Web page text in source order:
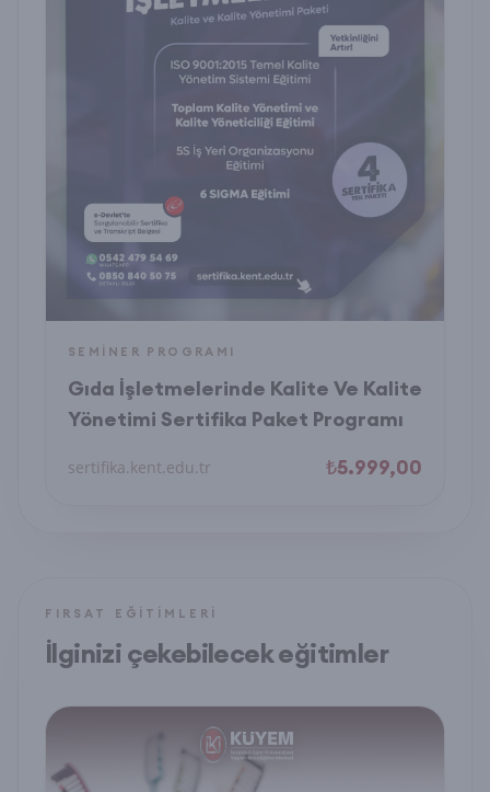
SEMINER PROGRAMI
Gıda İşletmelerinde Kalite Ve Kalite
Yönetimi Sertifika Paket Programı
sertifika.kent.edu.tr ₺5.999,00
FIRSAT EĞITIMLERI
İlginizi çekebilecek eğitimler